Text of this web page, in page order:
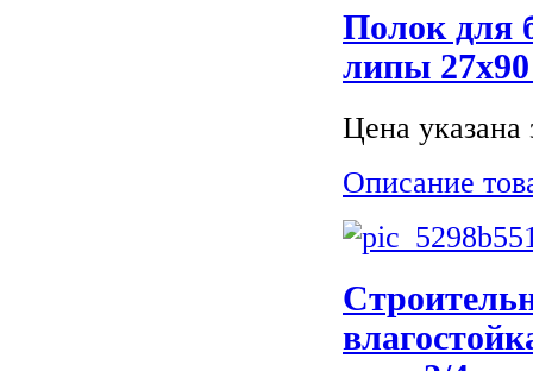
Полок для
липы
Цена указана
Описание